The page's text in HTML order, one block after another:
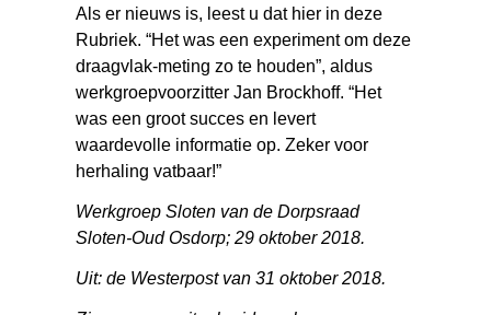
Als er nieuws is, leest u dat hier in deze
Rubriek. “Het was een experiment om deze
draagvlak-meting zo te houden”, aldus
werkgroepvoorzitter Jan Brockhoff. “Het
was een groot succes en levert
waardevolle informatie op. Zeker voor
herhaling vatbaar!”
Werkgroep Sloten van de Dorpsraad
Sloten-Oud Osdorp; 29 oktober 2018.
Uit: de Westerpost van 31 oktober 2018.